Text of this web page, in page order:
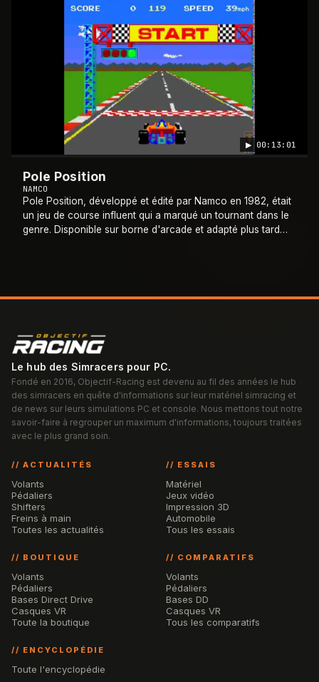
▶ 00:13:01
Pole Position
NAMCO
Pole Position, développé et édité par Namco en 1982, était
un jeu de course influent qui a marqué un tournant dans le
genre. Disponible sur borne d'arcade et adapté plus tard
Le hub des Simracers pour PC.
Fondé en 2016, Objectif-Racing est devenu au fil des années le hub
des simracers en quête d'informations sur leur matériel simracing et
de news sur leurs simulations PC et console. Nous mettons tout notre
savoir-faire à regrouper un maximum d'informations, toujours traitées
avec le plus grand soin.
// ACTUALITÉS
Volants
Pédaliers
Shifters
Freins à main
Toutes les actualités
// ESSAIS
Matériel
Jeux vidéo
Impression 3D
Automobile
Tous les essais
// BOUTIQUE
Volants
Pédaliers
Bases Direct Drive
Casques VR
Toute la boutique
// COMPARATIFS
Volants
Pédaliers
Bases DD
Casques VR
Tous les comparatifs
// ENCYCLOPÉDIE
Toute l'encyclopédie